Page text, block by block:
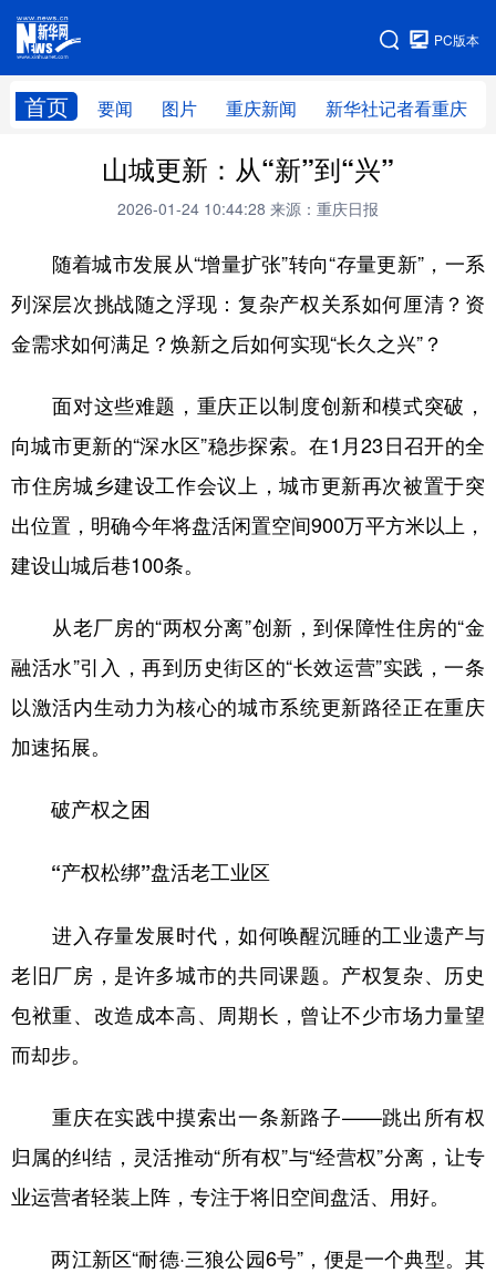
PC版本
首页 要闻 图片 重庆新闻 新华社记者看重庆
网站地图
山城更新：从“新”到“兴”
2026-01-24 10:44:28 来源：重庆日报
随着城市发展从“增量扩张”转向“存量更新”，一系
列深层次挑战随之浮现：复杂产权关系如何厘清？资
金需求如何满足？焕新之后如何实现“长久之兴”？
面对这些难题，重庆正以制度创新和模式突破，
向城市更新的“深水区”稳步探索。在1月23日召开的全
市住房城乡建设工作会议上，城市更新再次被置于突
出位置，明确今年将盘活闲置空间900万平方米以上，
建设山城后巷100条。
从老厂房的“两权分离”创新，到保障性住房的“金
融活水”引入，再到历史街区的“长效运营”实践，一条
以激活内生动力为核心的城市系统更新路径正在重庆
加速拓展。
破产权之困
“产权松绑”盘活老工业区
进入存量发展时代，如何唤醒沉睡的工业遗产与
老旧厂房，是许多城市的共同课题。产权复杂、历史
包袱重、改造成本高、周期长，曾让不少市场力量望
而却步。
重庆在实践中摸索出一条新路子——跳出所有权
归属的纠结，灵活推动“所有权”与“经营权”分离，让专
业运营者轻装上阵，专注于将旧空间盘活、用好。
两江新区“耐德·三狼公园6号”，便是一个典型。其